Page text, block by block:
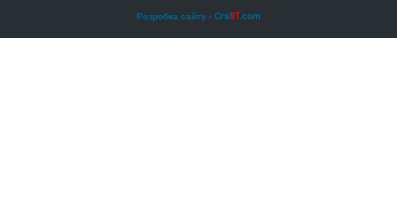
Розробка сайту - CrafIT.com